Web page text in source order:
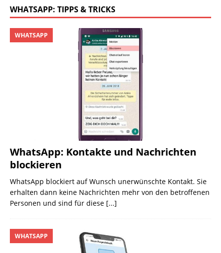
WHATSAPP: TIPPS & TRICKS
WhatsApp: Kontakte und Nachrichten
blockieren
WHATSAPP
WhatsApp blockiert auf Wunsch unerwünschte Kontakt. Sie
erhalten dann keine Nachrichten mehr von den betroffenen
Personen und sind für diese [...]
WHATSAPP